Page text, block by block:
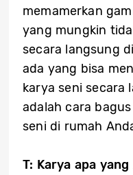
memamerkan
yang mungkin
secara langsung
ada yang bisa
karya seni secara
adalah cara
seni di rumah
T: Karya apa